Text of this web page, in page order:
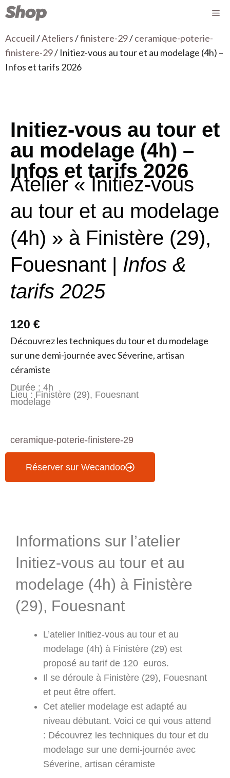
Accueil/Ateliers/finistere-29/ceramique-poterie-
finistere-29/ Initiez-vous au tour et au modelage (4h) –
Infos et tarifs 2026
Initiez-vous au tour et
au modelage (4h) –
Infos et tarifs 2026
Atelier « Initiez-vous
au tour et au modelage
(4h) » à Finistère (29),
Fouesnant | Infos &
tarifs 2025
120 €
Découvrez les techniques du tour et du modelage
sur une demi-journée avec Séverine, artisan
céramiste
Durée : 4h
Lieu : Finistère (29), Fouesnant
modelage
ceramique-poterie-finistere-29
Réserver sur Wecandoo
Informations sur l’atelier
Initiez-vous au tour et au
modelage (4h) à Finistère
(29), Fouesnant
L’atelier Initiez-vous au tour et au
modelage (4h) à Finistère (29) est
proposé au tarif de 120 euros.
Il se déroule à Finistère (29), Fouesnant
et peut être offert.
Cet atelier modelage est adapté au
niveau débutant. Voici ce qui vous attend
: Découvrez les techniques du tour et du
modelage sur une demi-journée avec
Séverine, artisan céramiste